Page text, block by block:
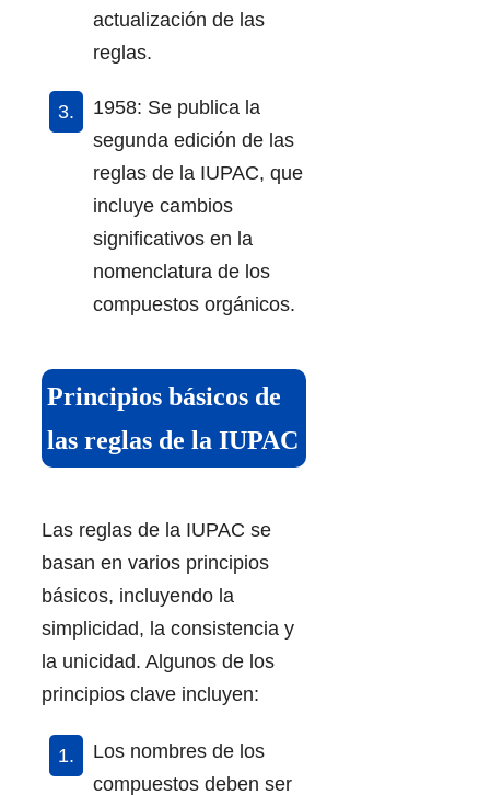
actualización de las
reglas.
1958: Se publica la
segunda edición de las
reglas de la IUPAC, que
incluye cambios
significativos en la
nomenclatura de los
compuestos orgánicos.
Principios básicos de
las reglas de la IUPAC
Las reglas de la IUPAC se
basan en varios principios
básicos, incluyendo la
simplicidad, la consistencia y
la unicidad. Algunos de los
principios clave incluyen:
Los nombres de los
compuestos deben ser